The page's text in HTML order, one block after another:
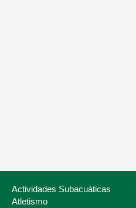
Actividades Subacuáticas
Atletismo